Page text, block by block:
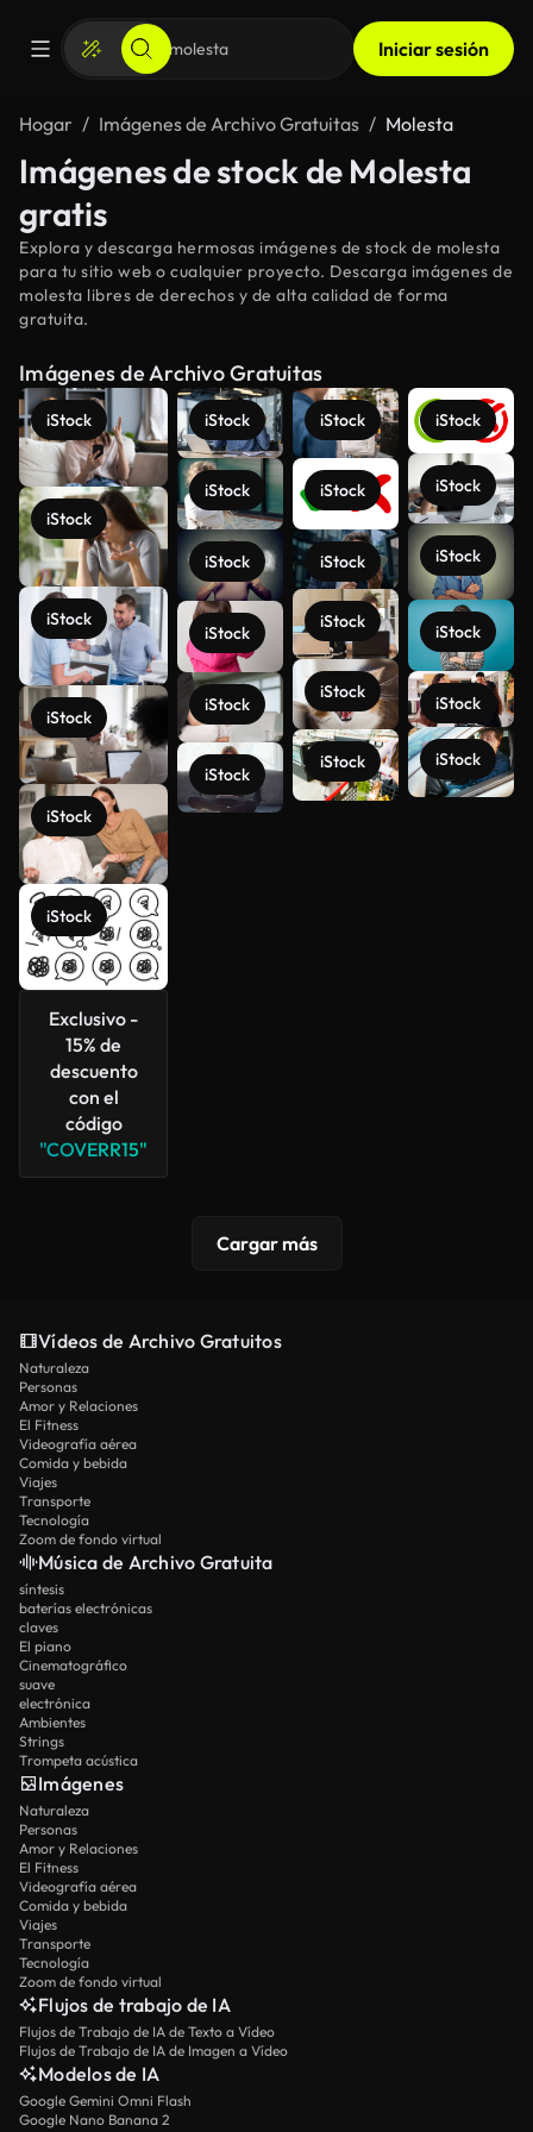
Iniciar sesión
Hogar Imágenes de Archivo Gratuitas Molesta
Imágenes de stock de Molesta
gratis
Explora y descarga hermosas imágenes de stock de molesta
para tu sitio web o cualquier proyecto. Descarga imágenes de
molesta libres de derechos y de alta calidad de forma
gratuita.
Imágenes de Archivo Gratuitas
iStock
iStock
iStock
iStock
iStock
iStock
Exclusivo -
15% de
descuento
con el
código
"COVERR15"
iStock
iStock
iStock
iStock
iStock
iStock
iStock
iStock
iStock
iStock
iStock
iStock
iStock
iStock
iStock
iStock
iStock
iStock
Cargar más
Vídeos de Archivo Gratuitos
Naturaleza
Personas
Amor y Relaciones
El Fitness
Videografía aérea
Comida y bebida
Viajes
Transporte
Tecnología
Zoom de fondo virtual
Música de Archivo Gratuita
síntesis
baterías electrónicas
claves
El piano
Cinematográfico
suave
electrónica
Ambientes
Strings
Trompeta acústica
Imágenes
Naturaleza
Personas
Amor y Relaciones
El Fitness
Videografía aérea
Comida y bebida
Viajes
Transporte
Tecnología
Zoom de fondo virtual
Flujos de trabajo de IA
Flujos de Trabajo de IA de Texto a Vídeo
Flujos de Trabajo de IA de Imagen a Vídeo
Modelos de IA
Google Gemini Omni Flash
Google Nano Banana 2